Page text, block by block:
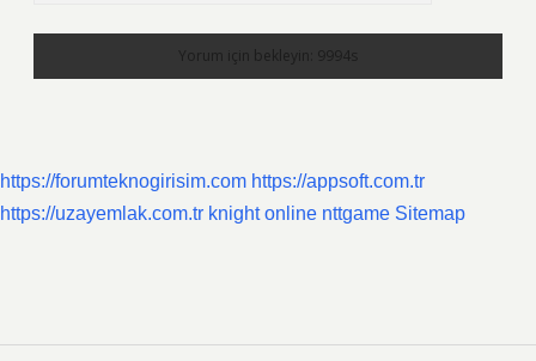
https://forumteknogirisim.com https://appsoft.com.tr
https://uzayemlak.com.tr knight online nttgame Sitemap